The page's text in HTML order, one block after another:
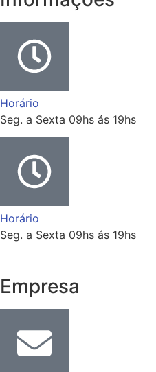
Horário
Seg. a Sexta 09hs ás 19hs
Horário
Seg. a Sexta 09hs ás 19hs
Empresa